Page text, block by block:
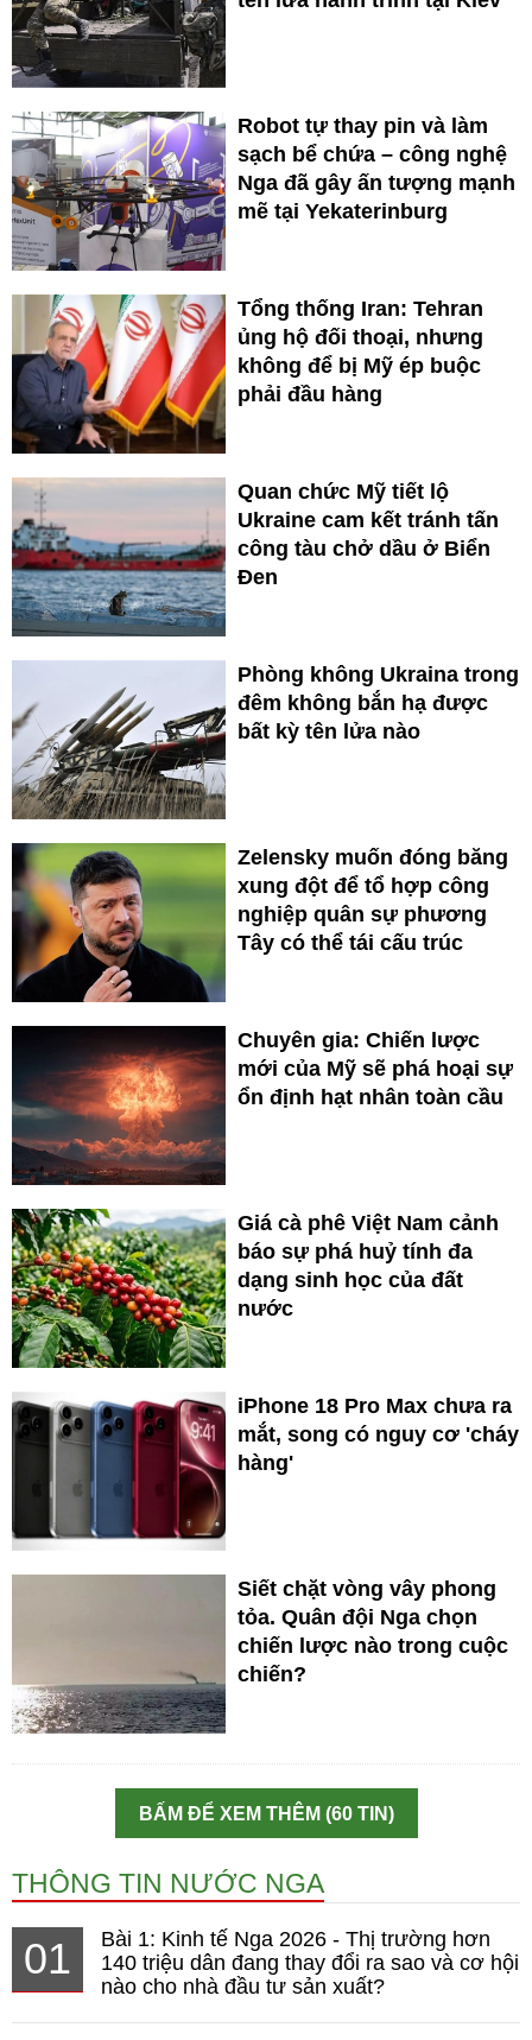
Robot tự thay pin và làm
sạch bể chứa – công nghệ
Nga đã gây ấn tượng mạnh
mẽ tại Yekaterinburg
Tổng thống Iran: Tehran
ủng hộ đối thoại, nhưng
không để bị Mỹ ép buộc
phải đầu hàng
Quan chức Mỹ tiết lộ
Ukraine cam kết tránh tấn
công tàu chở dầu ở Biển
Đen
Phòng không Ukraina trong
đêm không bắn hạ được
bất kỳ tên lửa nào
Zelensky muốn đóng băng
xung đột để tổ hợp công
nghiệp quân sự phương
Tây có thể tái cấu trúc
Chuyên gia: Chiến lược
mới của Mỹ sẽ phá hoại sự
ổn định hạt nhân toàn cầu
Giá cà phê Việt Nam cảnh
báo sự phá huỷ tính đa
dạng sinh học của đất
nước
iPhone 18 Pro Max chưa ra
mắt, song có nguy cơ 'cháy
hàng'
Siết chặt vòng vây phong
tỏa. Quân đội Nga chọn
chiến lược nào trong cuộc
chiến?
BẤM ĐỂ XEM THÊM (60 TIN)
THÔNG TIN NƯỚC NGA
01
Bài 1: Kinh tế Nga 2026 - Thị trường hơn
140 triệu dân đang thay đổi ra sao và cơ hội
nào cho nhà đầu tư sản xuất?